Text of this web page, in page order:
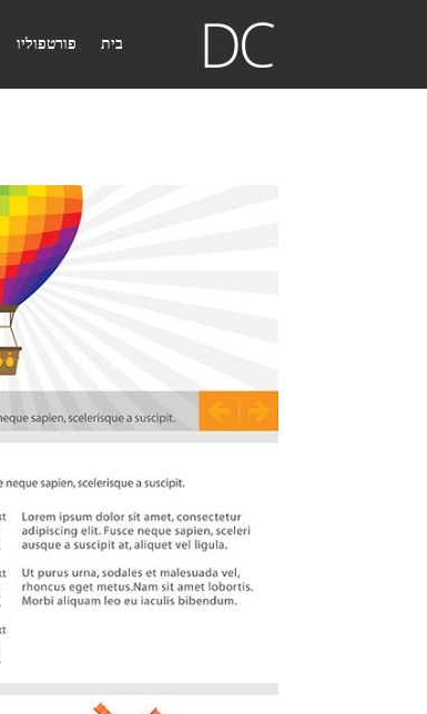
בית פורטפוליו